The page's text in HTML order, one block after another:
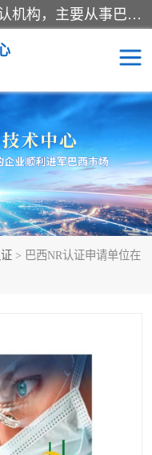
*是一家的测试、评估、检查与认机构，主要从事巴西NR10认证、NR12认证、NR13认证；ANATEL认证、INMTRO认证，欧盟CE认证：MD认证，PED认证，MID认证，ATEX认证，德国蓝色天使认证。
> 巴西NR认证申请单位在
认证
认证
西NR认证
认证